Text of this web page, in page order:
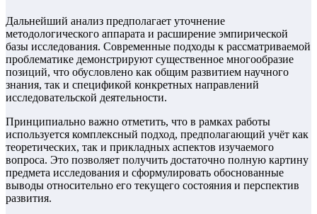
Дальнейший анализ предполагает уточнение
методологического аппарата и расширение эмпирической
базы исследования. Современные подходы к рассматриваемой
проблематике демонстрируют существенное многообразие
позиций, что обусловлено как общим развитием научного
знания, так и спецификой конкретных направлений
исследовательской деятельности.
Принципиально важно отметить, что в рамках работы
используется комплексный подход, предполагающий учёт как
теоретических, так и прикладных аспектов изучаемого
вопроса. Это позволяет получить достаточно полную картину
предмета исследования и сформулировать обоснованные
выводы относительно его текущего состояния и перспектив
развития.